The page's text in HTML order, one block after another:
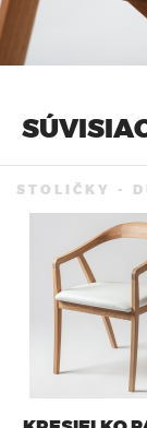
STOLIČKY -